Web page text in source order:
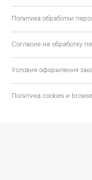
Политика обработки
Согласие на обработку
Условия оформления
Политика cookies и